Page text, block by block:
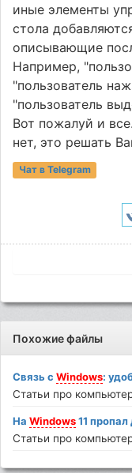
иные элементы
стола
описывающие
Например,
"пользователь
"пользователь
Вот пожалуй и
нет, это решать
Чат в Telegram
Похожие файлы
Связь сWindows:
Статьи про
НаWindows11
Статьи про